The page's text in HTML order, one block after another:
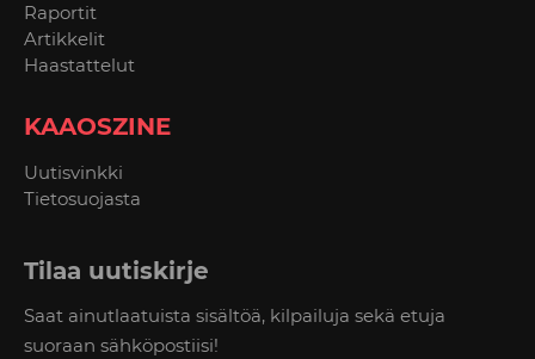
Raportit
Artikkelit
Haastattelut
KAAOSZINE
Uutisvinkki
Tietosuojasta
Tilaa uutiskirje
Saat ainutlaatuista sisältöä, kilpailuja sekä etuja
suoraan sähköpostiisi!